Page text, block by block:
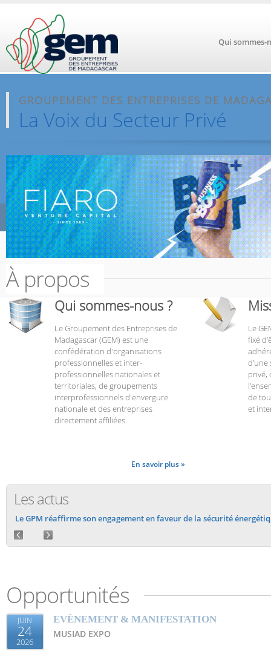
Qui sommes-
GROUPEMENT DES ENTREPRISES DE
La Voix du Secteur Privé
À propos
Qui sommes-nous ?
Le Groupement des Entreprises de
Madagascar (GEM) est une
confédération d'organisations
professionnelles et inter-
professionnelles nationales et
territoriales, de groupements
interprofessionnels d'envergure
nationale et des entreprises
directement affiliées.
En savoir plus »
Le
fixé
privé,
de
et
Les actus
Le GPM réaffirme son engagement en faveur de la sécurité
Opportunités
JUIN
24
2026
EVÈNEMENT & MANIFESTATION
MUSIAD EXPO